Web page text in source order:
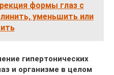
формы глаз с
уменьшить или
гипертонических
и организме в целом